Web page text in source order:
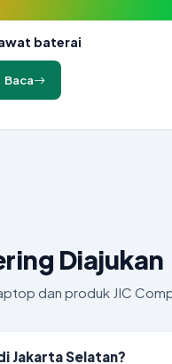
baterai
Baca
Diajukan
dan produk JIC
Jakarta Selatan?